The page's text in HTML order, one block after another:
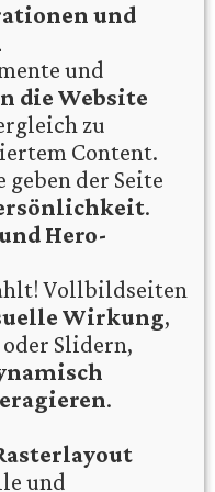
und
und
die Website
zu
Content.
der Seite
.
Hero-
Vollbildseiten
Wirkung,
Slidern,
.
und